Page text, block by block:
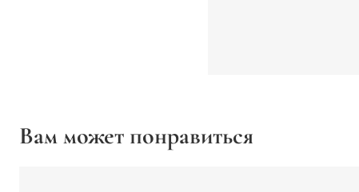
Вам может понравиться